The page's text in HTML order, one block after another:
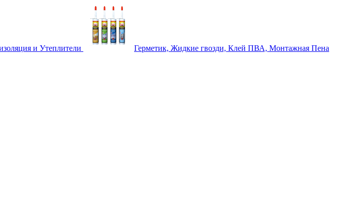
и Утеплители Герметик, Жидкие гвозди, Клей ПВА, Монтажная Пена